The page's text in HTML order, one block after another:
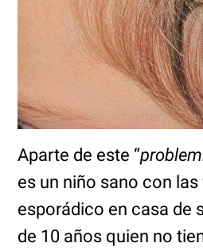
Aparte de este “
es un niño sano con
esporádico en casa de
de 10 años quien no